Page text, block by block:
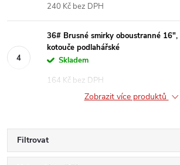
240 Kč bez DPH
36# Brusné smirky oboustranné 16",
kotouče podlahářské
Skladem
164 Kč bez DPH
Zobrazit více produktů
Filtrovat